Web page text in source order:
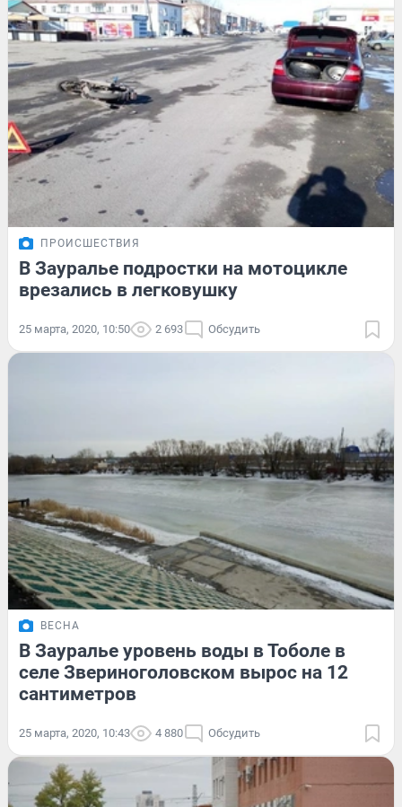
ПРОИСШЕСТВИЯ
В Зауралье подростки на мотоцикле
врезались в легковушку
25 марта, 2020, 10:50 2 693 Обсудить
ВЕСНА
В Зауралье уровень воды в Тоболе в
селе Звериноголовском вырос на 12
сантиметров
25 марта, 2020, 10:43 4 880 Обсудить